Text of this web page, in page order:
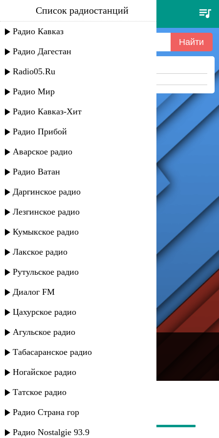
[p] тест драйв по-нашему
060622-40
Список радиостанций
Радио Кавказ
Радио Дагестан
Radio05.Ru
Радио Мир
Радио Кавказ-Хит
Радио Прибой
Аварское радио
Радио Ватан
Даргинское радио
Лезгинское радио
Кумыкское радио
Лакское радио
Рутульское радио
Диалог FM
Цахурское радио
Агульское радио
Табасаранское радио
Ногайское радио
Татское радио
Радио Страна гор
Радио Nostalgie 93.9
Ничего не найдено =(
---
Русское радио